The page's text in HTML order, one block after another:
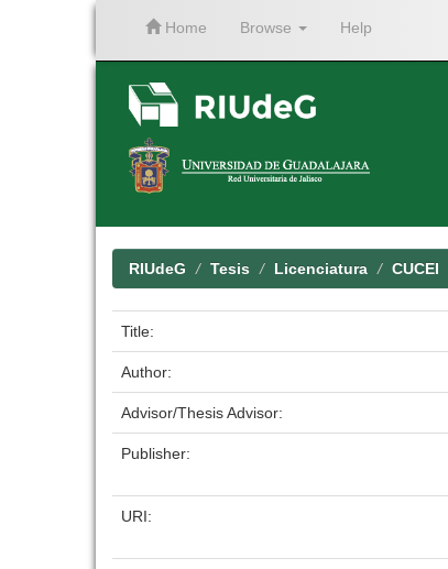
Home Browse Help
RIUdeG Tesis Licenciatura CUCEI
Title:
Author:
Advisor/Thesis Advisor:
Publisher:
URI: